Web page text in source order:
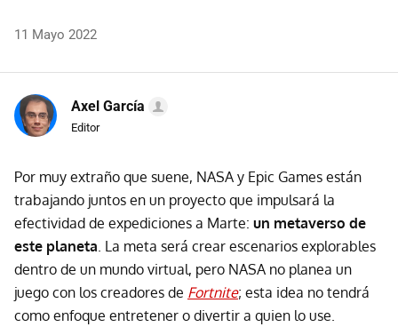
11 Mayo 2022
Axel García
Editor
Por muy extraño que suene, NASA y Epic Games están
trabajando juntos en un proyecto que impulsará la
efectividad de expediciones a Marte: un metaverso de
este planeta . La meta será crear escenarios explorables
dentro de un mundo virtual, pero NASA no planea un
juego con los creadores de Fortnite; esta idea no tendrá
como enfoque entretener o divertir a quien lo use.